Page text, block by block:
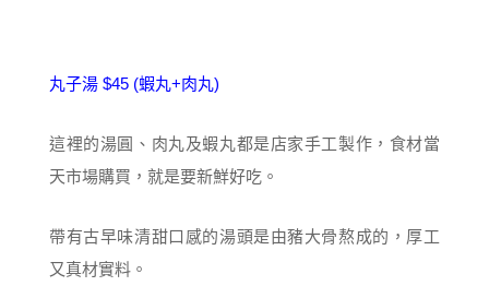
丸子湯 $45 (蝦丸+肉丸)
這裡的湯圓、肉丸及蝦丸都是店家手工製作，食材當
天市場購買，就是要新鮮好吃。
帶有古早味清甜口感的湯頭是由豬大骨熬成的，厚工
又真材實料。